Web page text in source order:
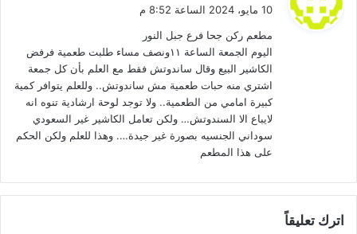
ل
10 مايو، 2024 الساعة 8:52 م
مطعم ركن جحا فرع جبل النور
اليوم الجمعة الساعة ١١ونصف مساء طلبت طعمية فرفض
الكاشير البيع وقال ساندوتش فقط مع العلم بأن كل جمعة
اشتري منه حبات طعمية مش ساندوتش.. وللعلم يتوافر كمية
كبيرة امامي من الطعمية.. ولا توجد لوحة ارشادية تنوه انه
لايباع الا السندوتش… ولكن تعامل الكاشير غير السعودي
سوداني الجنسيه بصورة غير جيدة…. وهذا للعلم ولكن الحكم
على هذا المطعم
اترك تعليقاً